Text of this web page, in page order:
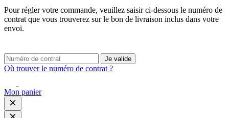
Pour régler votre commande, veuillez saisir ci-dessous le numéro de
contrat que vous trouverez sur le bon de livraison inclus dans votre
envoi.
Je valide
Où trouver le numéro de contrat ?
Mon panier